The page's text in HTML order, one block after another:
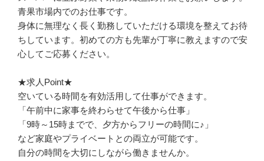
青果市場内でのお仕事です。
身体に無理なく長く勤務していただける環境を整えてお待
ちしています。初めての方も先輩が丁寧に教えますので安
心してご応募ください。
★求人Point★
空いている時間を有効活用して仕事ができます。
「午前中に家事を終わらせて午後から仕事」
「9時～15時までで、夕方からフリーの時間に♪」
など家庭やプライベートとの両立が可能です。
自分の時間を大切にしながら働きませんか。